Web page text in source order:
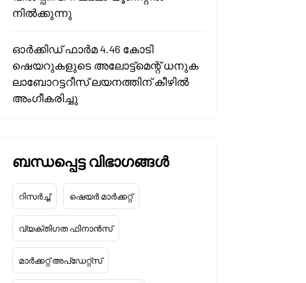
നിൽക്കുന്നു
ഓർക്കിഡ് ഫാർമ 4.46 കോടി
ഷെയറുകളുടെ അലോട്ട്മെന്റ് ധനുക
ലാബോറട്ടറീസ് ലയനത്തിന് കീഴിൽ
അംഗീകരിച്ചു
ബന്ധപ്പെട്ട വിഭാഗങ്ങൾ
റിസർച്ച് ഷെയർ മാർക്കറ്റ്
വ്യക്തിഗത ഫിനാൻസ്
മാർക്കറ്റ് അപ്‌ഡേറ്റ്സ്